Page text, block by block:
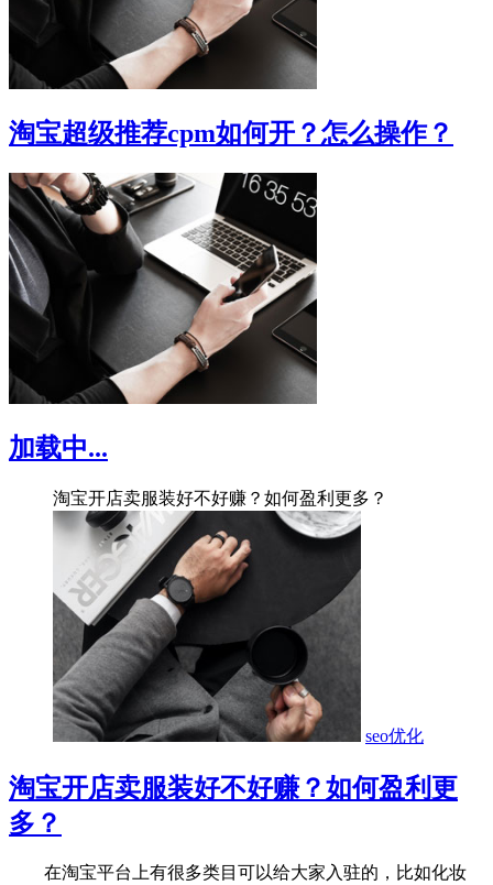
淘宝超级推荐cpm如何开？怎么操作？
加载中...
淘宝开店卖服装好不好赚？如何盈利更多？
seo优化
淘宝开店卖服装好不好赚？如何盈利更
多？
在淘宝平台上有很多类目可以给大家入驻的，比如化妆